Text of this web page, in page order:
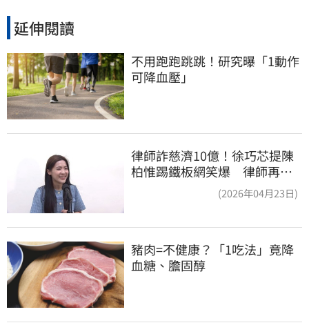
延伸閱讀
不用跑跑跳跳！研究曝「1動作
可降血壓」
律師詐慈濟10億！徐巧芯提陳
柏惟踢鐵板網笑爆 律師再曬1
(2026年04月23日)
豬肉=不健康？「1吃法」竟降
血糖、膽固醇